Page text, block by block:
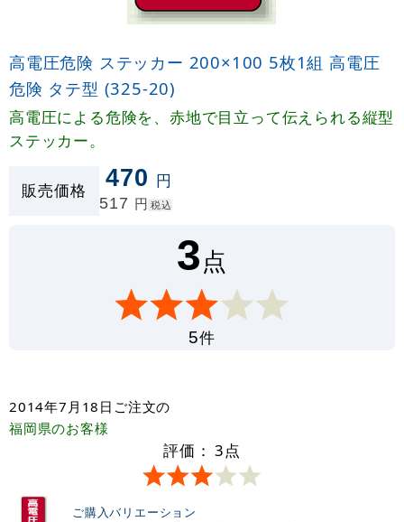
高電圧危険 ステッカー 200×100 5枚1組 高電圧
危険 タテ型 (325-20)
高電圧による危険を、赤地で目立って伝えられる縦型
ステッカー。
販売価格 470 円
517 円 税込
3点
5件
2014年7月18日 ご注文の
福岡県のお客様
評価： 3点
ご購入バリエーション